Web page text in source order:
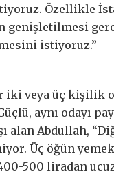
Özellikle
istiyoruz.”
veya üç kişilik
aynı odayı
alan Abdullah,
Üç öğün
500 liradan